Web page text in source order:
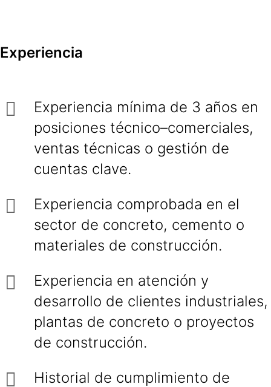
Experiencia
Experiencia mínima de 3 años en
posiciones técnico–comerciales,
ventas técnicas o gestión de
cuentas clave.
Experiencia comprobada en el
sector de concreto, cemento o
materiales de construcción.
Experiencia en atención y
desarrollo de clientes industriales,
plantas de concreto o proyectos
de construcción.
Historial de cumplimiento de